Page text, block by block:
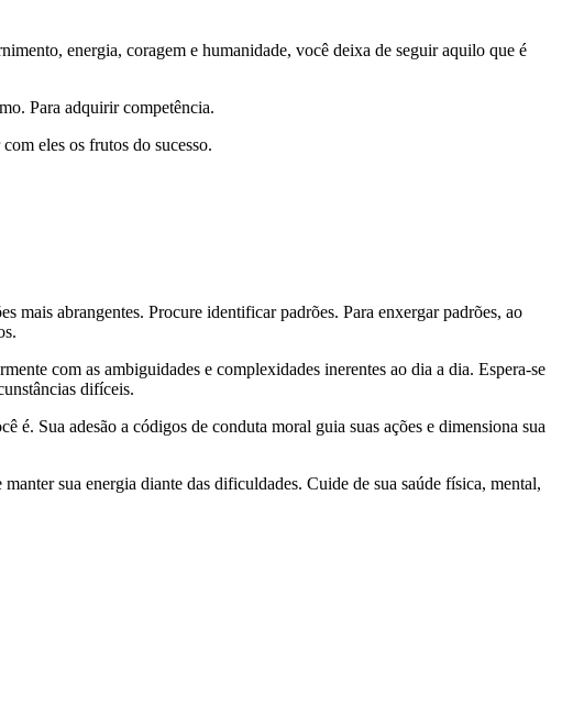
energia, coragem e humanidade, você deixa de seguir aquilo que é
Para adquirir competência.
eles os frutos do sucesso.
mais abrangentes. Procure identificar padrões. Para enxergar padrões, ao
com as ambiguidades e complexidades inerentes ao dia a dia. Espera-se
difíceis.
Sua adesão a códigos de conduta moral guia suas ações e dimensiona sua
sua energia diante das dificuldades. Cuide de sua saúde física, mental,